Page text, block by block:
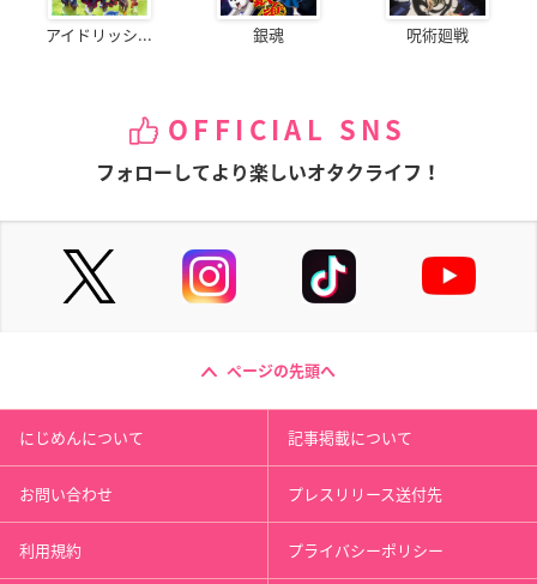
アイドリッシ... 銀魂 呪術廻戦
OFFICIAL SNS
フォローしてより楽しいオタクライフ！
ページの先頭へ
にじめんについて 記事掲載について
お問い合わせ プレスリリース送付先
利用規約 プライバシーポリシー